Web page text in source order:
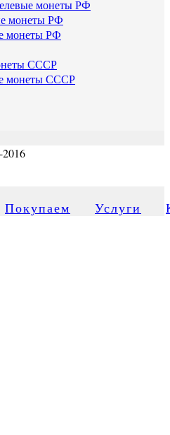
монеты РФ
монеты РФ
монеты РФ
СССР
монеты СССР
Покупаем Услуги